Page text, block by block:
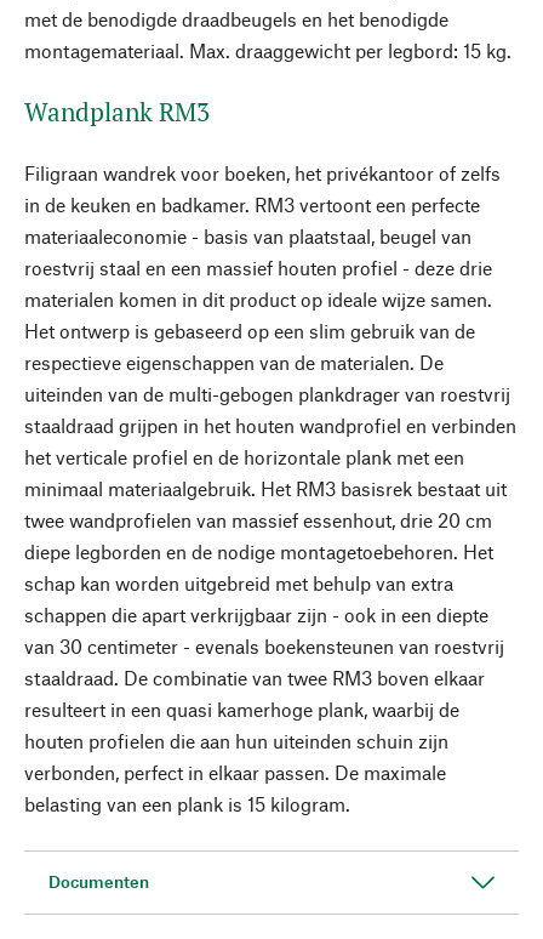
met de benodigde draadbeugels en het benodigde
montagemateriaal. Max. draaggewicht per legbord: 15 kg.
Wandplank RM3
Filigraan wandrek voor boeken, het privékantoor of zelfs
in de keuken en badkamer. RM3 vertoont een perfecte
materiaaleconomie - basis van plaatstaal, beugel van
roestvrij staal en een massief houten profiel - deze drie
materialen komen in dit product op ideale wijze samen.
Het ontwerp is gebaseerd op een slim gebruik van de
respectieve eigenschappen van de materialen. De
uiteinden van de multi-gebogen plankdrager van roestvrij
staaldraad grijpen in het houten wandprofiel en verbinden
het verticale profiel en de horizontale plank met een
minimaal materiaalgebruik. Het RM3 basisrek bestaat uit
twee wandprofielen van massief essenhout, drie 20 cm
diepe legborden en de nodige montagetoebehoren. Het
schap kan worden uitgebreid met behulp van extra
schappen die apart verkrijgbaar zijn - ook in een diepte
van 30 centimeter - evenals boekensteunen van roestvrij
staaldraad. De combinatie van twee RM3 boven elkaar
resulteert in een quasi kamerhoge plank, waarbij de
houten profielen die aan hun uiteinden schuin zijn
verbonden, perfect in elkaar passen. De maximale
belasting van een plank is 15 kilogram.
Documenten